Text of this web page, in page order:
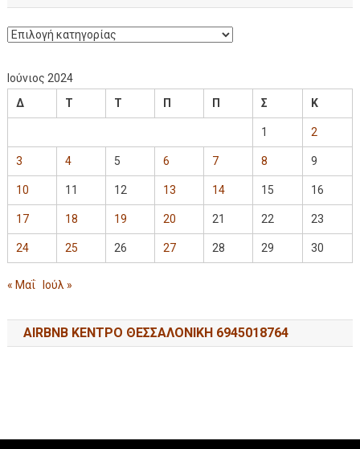
Ιούνιος 2024
Δ
Τ Τ Π Π Σ Κ
1 2
3 4 5 6 7 8 9
10 11 12 13 14 15 16
17 18 19 20 21 22 23
24 25 26 27 28 29 30
« Μαΐ Ιούλ »
AIRBNB ΚΕΝΤΡΟ ΘΕΣΣΑΛΟΝΙΚΗ 6945018764